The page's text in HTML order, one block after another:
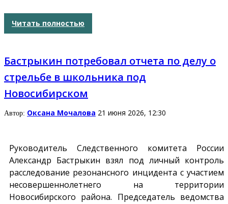
Читать полностью
Бастрыкин потребовал отчета по делу о
стрельбе в школьника под
Новосибирском
Автор: Оксана Мочалова 21 июня 2026, 12:30
Руководитель Следственного комитета России
Александр Бастрыкин взял под личный контроль
расследование резонансного инцидента с участием
несовершеннолетнего на территории
Новосибирского района. Председатель ведомства